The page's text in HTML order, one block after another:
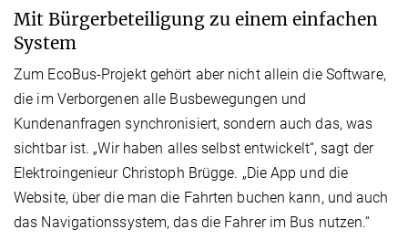
Mit Bürgerbeteiligung zu einem einfachen
System
Zum EcoBus-Projekt gehört aber nicht allein die Software,
die im Verborgenen alle Busbewegungen und
Kundenanfragen synchronisiert, sondern auch das, was
sichtbar ist. „Wir haben alles selbst entwickelt“, sagt der
Elektroingenieur Christoph Brügge. „Die App und die
Website, über die man die Fahrten buchen kann, und auch
das Navigationssystem, das die Fahrer im Bus nutzen.“